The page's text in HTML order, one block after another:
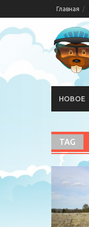
to
content
Главная
НОВОЕ
TAG